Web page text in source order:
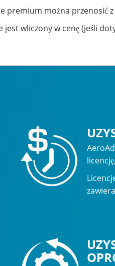
premium można przenosić
jest wliczony w cenę (jeśli